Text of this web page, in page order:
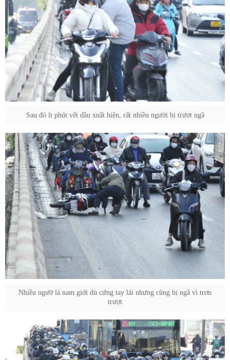
Sau đó ít phút vết dầu xuất hiện, rất nhiều người bị trượt ngã
Nhiều ngườ là nam giới dù cứng tay lái nhưng cũng bị ngã vì trơn
trượt